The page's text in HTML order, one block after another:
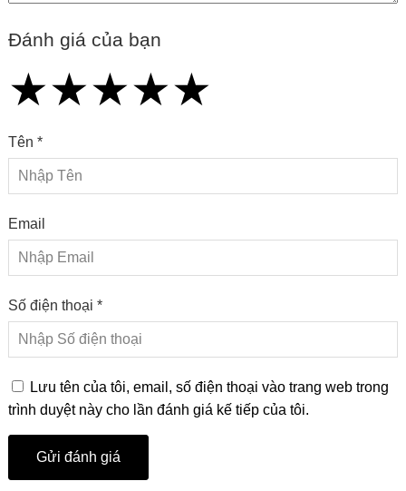
Đánh giá của bạn
★
★★
★★★
★★★★
★★★★★
Tên *
Email
Số điện thoại *
Lưu tên của tôi, email, số điện thoại vào trang web trong
trình duyệt này cho lần đánh giá kế tiếp của tôi.